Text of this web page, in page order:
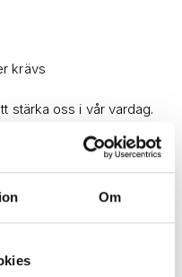
Om
krävs
stärka oss i vår vardag.
hälsan på ett holistiskt
starkare.
eller hälsotillstånd